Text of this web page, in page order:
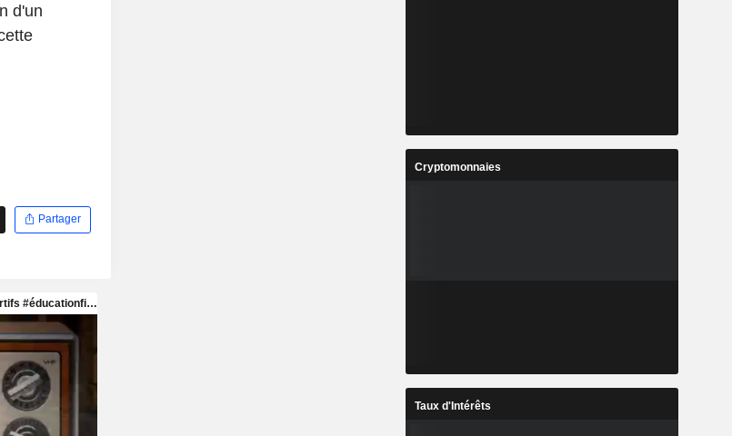
d'un
Partager
Cryptomonnaies
Taux d'Intérêts